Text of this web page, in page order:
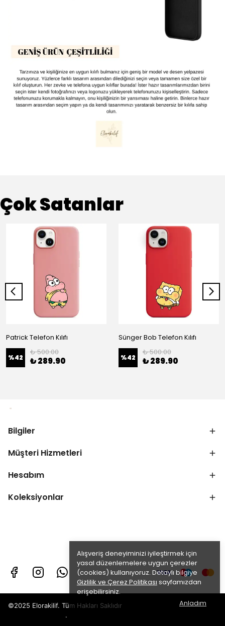
Alışveriş deneyiminizi iyileştirmek için
yasal düzenlemelere uygun çerezler
(cookies) kullanıyoruz. Detaylı bilgiye
Gizlilik ve Çerez Politikası sayfamızdan
erişebilirsiniz.
Anladım
Çok Satanlar
Patrick Telefon Kılıfı
%42
₺ 500.00
₺ 289.90
Sünger Bob Telefon Kılıfı
%42
₺ 500.00
₺ 289.90
Bilgiler
Müşteri Hizmetleri
Hesabım
Koleksiyonlar
©2025 Elorakilif. Tüm Hakları Saklıdır
.